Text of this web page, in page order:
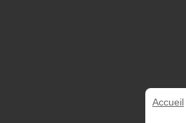
Accueil